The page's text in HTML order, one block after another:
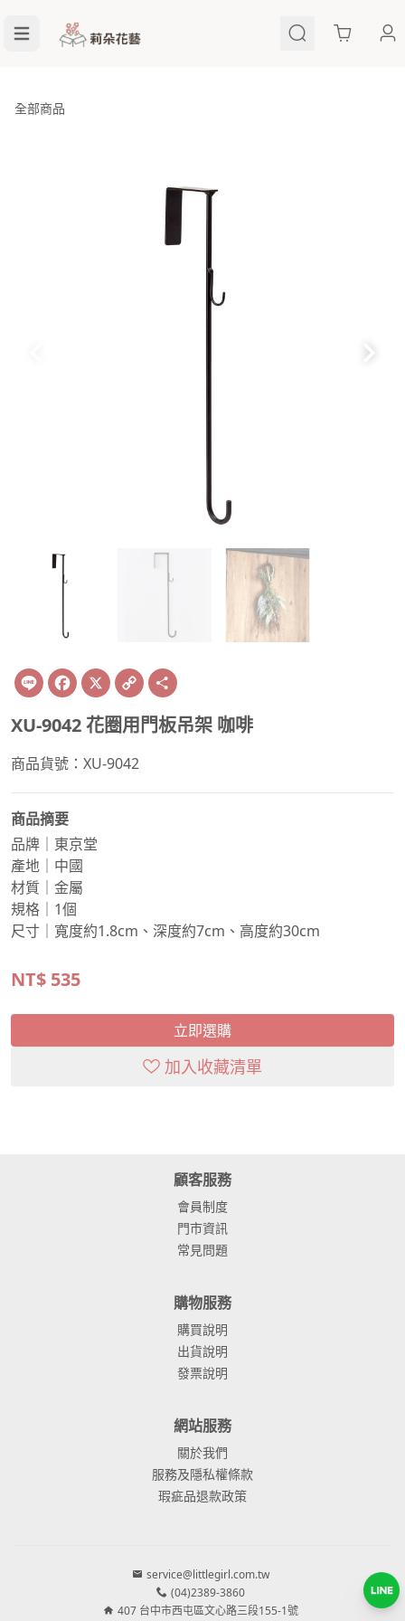
Cart
全部商品
Line Facebook
X Copy
Link
XU-9042 花圈用門板吊架 咖啡
商品貨號：XU-9042
商品摘要
品牌｜東京堂
產地｜中國
材質｜金屬
規格｜1個
尺寸｜寬度約1.8cm、深度約7cm、高度約30cm
NT$ 535
立即選購
加入收藏清單
顧客服務
會員制度
門市資訊
常見問題
購物服務
購買說明
出貨說明
發票說明
網站服務
關於我們
服務及隱私權條款
瑕疵品退款政策
service@littlegirl.com.tw
(04)2389-3860
407 台中市西屯區文心路三段155-1號